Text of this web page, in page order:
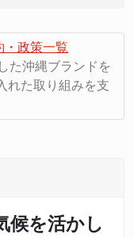
・政策一覧
た沖縄ブランドを
れた取り組みを支
候を活かし